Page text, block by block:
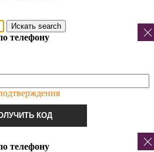
Искать search
телефону
КОД
телефону